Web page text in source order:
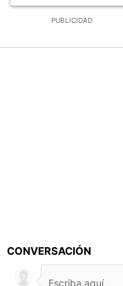
PUBLICIDAD
CONVERSACIÓN